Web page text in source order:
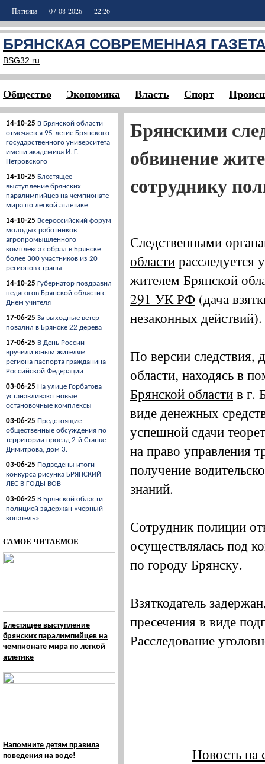
Пятница 07-08-2026 22:26
БРЯНСКАЯ СОВРЕМЕННАЯ
BSG32.ru
Общество Экономика Власть Спорт
14-10-25 В Брянской области
отмечается 95-летие Брянского
государственного университета
имени академика И. Г.
Петровского
14-10-25 Блестящее
выступление брянских
паралимпийцев на чемпионате
мира по легкой атлетике
14-10-25 Всероссийский форум
молодых работников
агропромышленного
комплекса собрал в Брянске
более 300 участников из 20
регионов страны
14-10-25 Губернатор поздравил
педагогов Брянской области с
Днем учителя
17-06-25 За выходные ветер
повалил в Брянске 22 дерева
17-06-25 В День России
вручили юным жителям
региона паспорта гражданина
Российской Федерации
03-06-25 На улице Горбатова
устанавливают новые
остановочные комплексы
03-06-25 Предстоящие
общественные обсуждения по
территории проезд 2-й Станке
Димитрова, дом 3.
03-06-25 Подведены итоги
конкурса рисунка БРЯНСКИЙ
ЛЕС В ГОДЫ ВОВ
03-06-25 В Брянской области
полицией задержан «черный
копатель»
САМОЕ ЧИТАЕМОЕ
Блестящее выступление
брянских паралимпийцев на
чемпионате мира по легкой
атлетике
Напомните детям правила
поведения на воде!
Брянскими
обвинение
сотруднику
Следственными
областирасследуется
жителем Брянской
291 УК РФ (дача
незаконных действий).
По версии следствия,
области, находясь
Брянской областив г.
виде денежных
успешной сдачи
на право управления
получение
знаний.
Сотрудник полиции
осуществлялась под
по городу Брянску.
Взяткодатель
пресечения в виде
Расследование
Новость на